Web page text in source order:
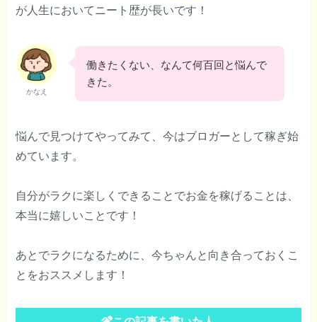
が人生においてニート歴が長いです！
かなえ
働きたくない、なんて何百回と悩んで
きた。
悩んで見つけてやってみて、今はブロガーとして稼ぎ始
めています。
自分がラクに楽しくできることでお金を稼げることは、
本当に嬉しいことです！
あとでラクになるために、今ちゃんと向き合っておくこ
とをおススメします！